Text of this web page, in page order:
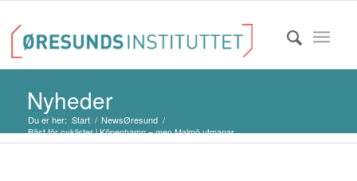
Nyheder
Du er her: Start / NewsØresund /
Bäst för cyklister i Köpenhamn – men Malmö utmanar